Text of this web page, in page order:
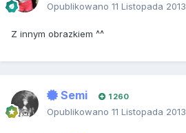
Opublikowano 11 Listopada 2013
Z innym obrazkiem ^^
Semi 1 260
Opublikowano 11 Listopada 2013